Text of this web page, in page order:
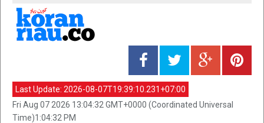
Last Update: 2026-08-07T19:39:10.231+07:00
Fri Aug 07 2026 13:04:32 GMT+0000 (Coordinated Universal
Time)1:04:32 PM